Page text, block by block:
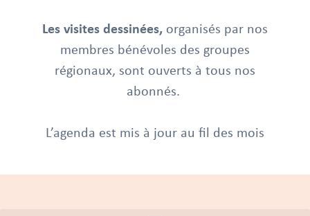
Les visites dessinées, organisés par nos
membres bénévoles des groupes
régionaux, sont ouverts à tous nos
abonnés.
L’agenda est mis à jour au fil des mois